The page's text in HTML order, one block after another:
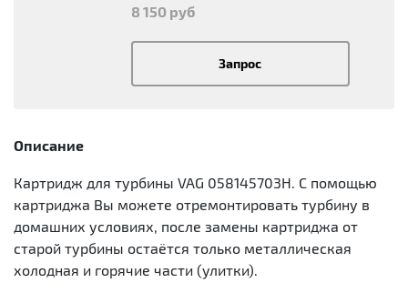
8 150 руб
Запрос
Описание
Картридж для турбины VAG 058145703H. С помощью
картриджа Вы можете отремонтировать турбину в
домашних условиях, после замены картриджа от
старой турбины остаётся только металлическая
холодная и горячие части (улитки).